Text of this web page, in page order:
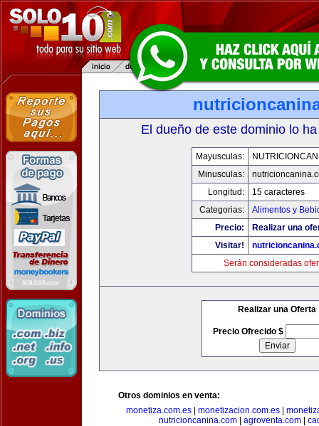
El dueño de este dominio lo
Mayusculas:
Minusculas:
Longitud:
15 caracteres
Categorias:
Alimentos y
Precio:
Realizar una
Visitar!
Serán consideradas
Realizar una Oferta
Precio Ofrecido $
Otros dominios en venta:
monetiza.com.es| monetizacion.com.es|
nutricioncanina.com| agroventa.com|